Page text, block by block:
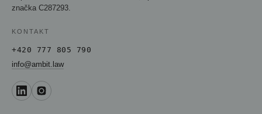
značka C287293.
KONTAKT
+420 777 805 790
info@ambit.law